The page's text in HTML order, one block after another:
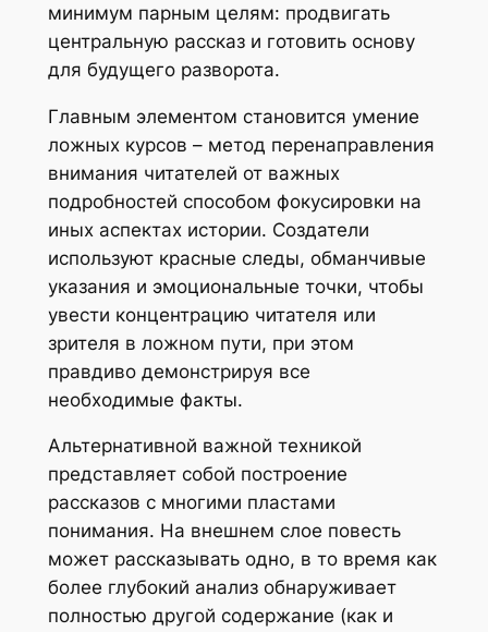
минимум парным целям: продвигать
центральную рассказ и готовить основу
для будущего разворота.
Главным элементом становится умение
ложных курсов – метод перенаправления
внимания читателей от важных
подробностей способом фокусировки на
иных аспектах истории. Создатели
используют красные следы, обманчивые
указания и эмоциональные точки, чтобы
увести концентрацию читателя или
зрителя в ложном пути, при этом
правдиво демонстрируя все
необходимые факты.
Альтернативной важной техникой
представляет собой построение
рассказов с многими пластами
понимания. На внешнем слое повесть
может рассказывать одно, в то время как
более глубокий анализ обнаруживает
полностью другой содержание (как и